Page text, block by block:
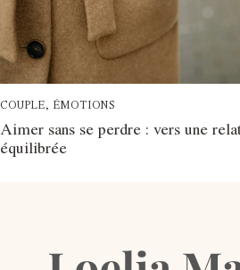
COUPLE, ÉMOTIONS
Aimer sans se perdre : vers une
équilibrée